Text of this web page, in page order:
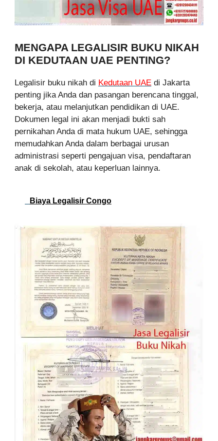
MENGAPA LEGALISIR BUKU NIKAH
DI KEDUTAAN UAE PENTING?
Legalisir buku nikah di Kedutaan UAE di Jakarta
penting jika Anda dan pasangan berencana tinggal,
bekerja, atau melanjutkan pendidikan di UAE.
Dokumen legal ini akan menjadi bukti sah
pernikahan Anda di mata hukum UAE, sehingga
memudahkan Anda dalam berbagai urusan
administrasi seperti pengajuan visa, pendaftaran
anak di sekolah, atau keperluan lainnya.
Biaya Legalisir Congo